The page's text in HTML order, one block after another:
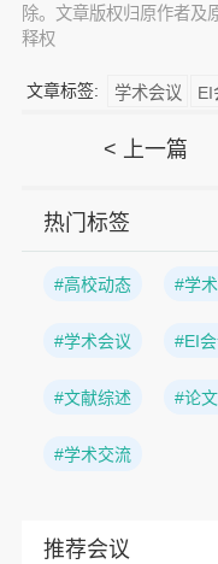
除。文章版权归原作者及
释权
文章标签: 学术会议 EI
< 上一篇
热门标签
#高校动态 #学
#学术会议 #EI
#文献综述 #论
#学术交流
推荐会议